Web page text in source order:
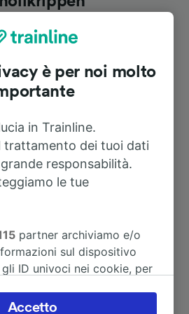
(stazione
1h 14m
1h 37m
3h 27m
è per noi molto
in Trainline.
trattamento dei tuoi dati
responsabilità.
le tue
partner archiviamo e/o
sul dispositivo
ID univoci nei cookie, per
le proprie scelte facendo
Accetto